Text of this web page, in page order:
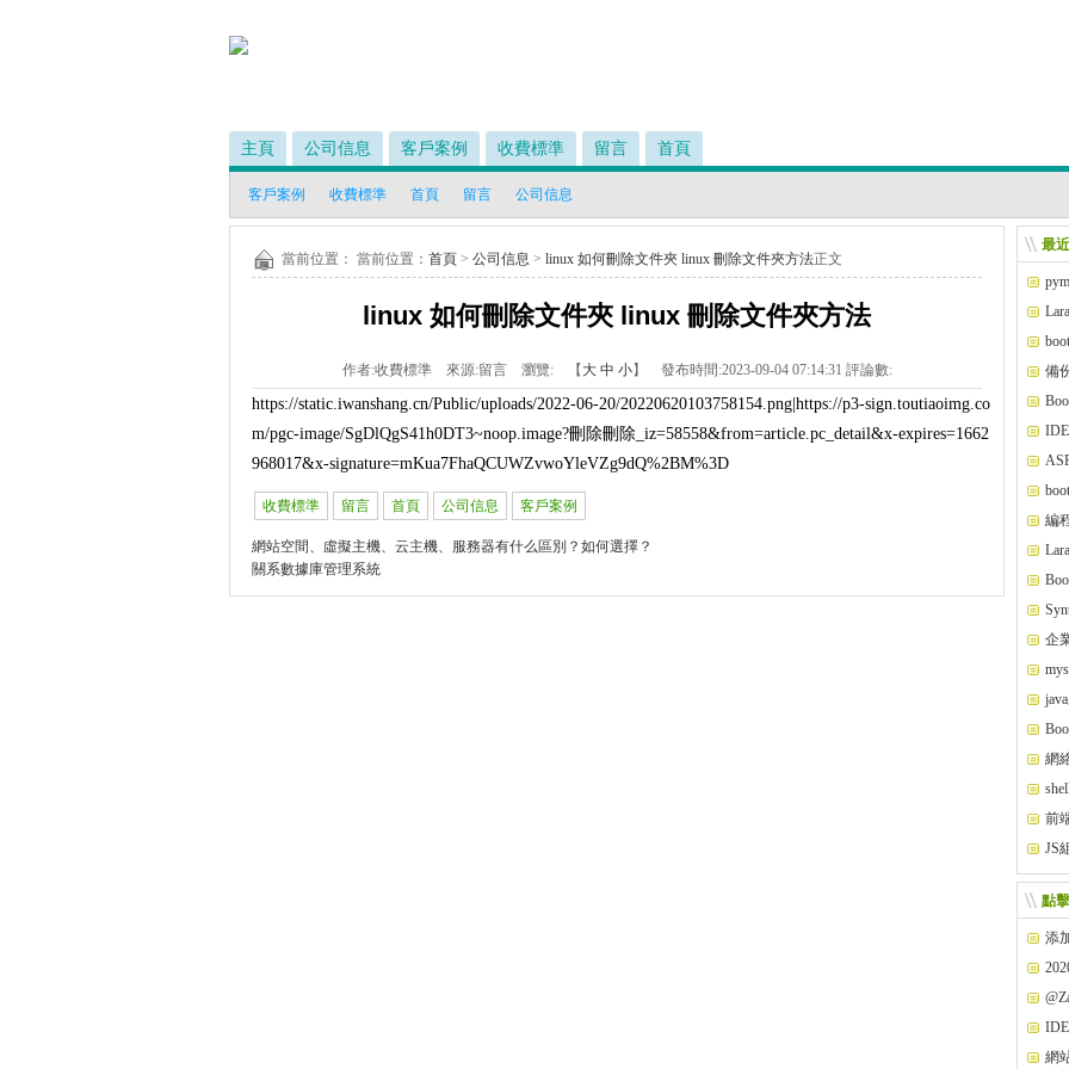
主頁 公司信息 客戶案例 收費標準 留言 首頁
客戶案例 收費標準 首頁 留言 公司信息
當前位置： 當前位置： 首頁 > 公司信息 > linux 如何刪除文件夾 linux 刪除文件夾方法正文
linux 如何刪除文件夾 linux 刪除文件夾方法
作者:收費標準來源:留言瀏覽:【 大 中 小】 發布時間:2023-09-04 07:14:31 評論數:
https://static.iwanshang.cn/Public/uploads/2022-06-20/20220620103758154.png|https://p3-sign.toutiaoimg.co
m/pgc-image/SgDlQgS41h0DT3~noop.image?刪除刪除 _iz=58558&from=article.pc_detail&x-expires=1662
968017&x-signature=mKua7FhaQCUWZvwoYleVZg9dQ%2BM%3D
收費標準 留言 首頁 公司信息 客戶案例
網站空間、虛擬主機、云主機、服務器有什么區別？如何選擇？
關系數據庫管理系統
最
4000'
alhost'
備
致 out
編
alhost'
企
網
n' 問題
前
JS
選擇
點
添
網